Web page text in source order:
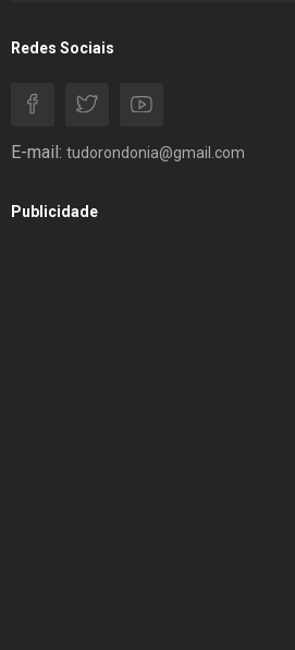
Redes Sociais
E-mail: tudorondonia@gmail.com
Publicidade